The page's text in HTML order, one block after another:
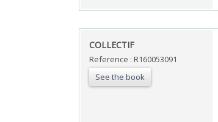
‎COLLECTIF‎
Reference : R160053091
See the book